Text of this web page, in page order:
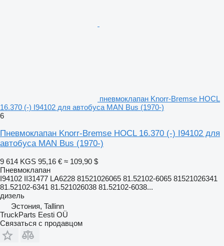
пневмоклапан Knorr-Bremse HOCL
16.370 (-) I94102 для автобуса MAN Bus (1970-)
6
Пневмоклапан Knorr-Bremse HOCL 16.370 (-) I94102 для
автобуса MAN Bus (1970-)
9 614 KGS 95,16 € ≈ 109,90 $
Пневмоклапан
I94102 II31477 LA6228 81521026065 81.52102-6065 81521026341
81.52102-6341 81.521026038 81.52102-6038...
дизель
Эстония, Tallinn
TruckParts Eesti OÜ
Связаться с продавцом